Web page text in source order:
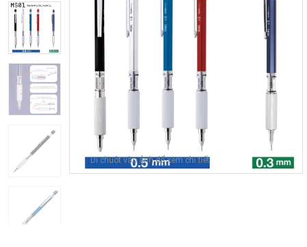
Di chuột vào ảnh để xem chi tiết